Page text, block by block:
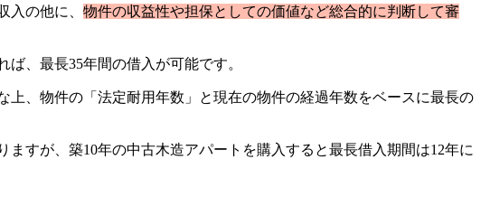
の他に、 物件の収益性や担保としての価値など総合的に判断して審
、最長35年間の借入が可能です。
、物件の「法定耐用年数」と現在の物件の経過年数をベースに最長の
すが、築10年の中古木造アパートを購入すると最長借入期間は12年に